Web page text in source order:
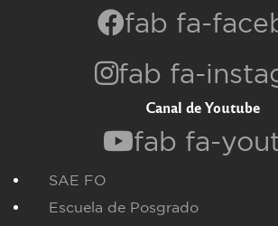
fab fa-
fab fa-
Canal de Youtube
fab fa-
SAE FO
Escuela de Posgrado